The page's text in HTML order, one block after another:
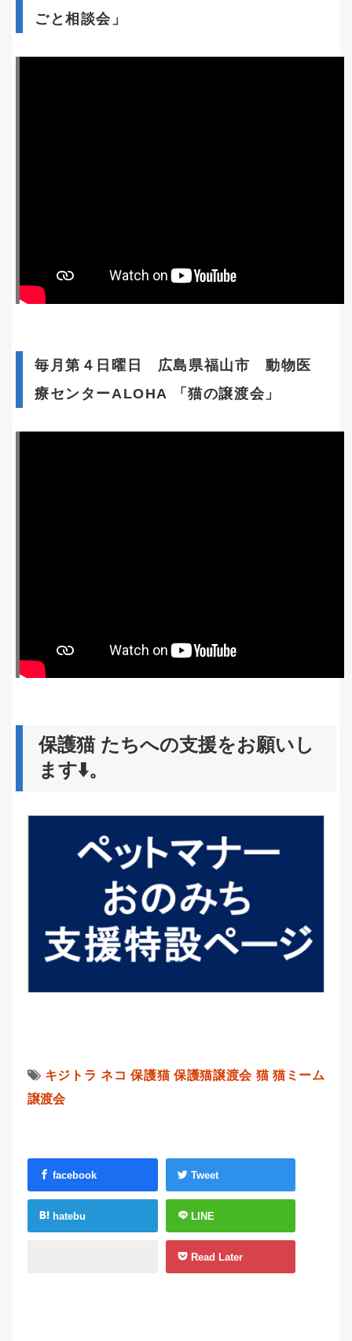
ごと相談会」
毎月第４日曜日 広島県福山市 動物医
療センターALOHA 「猫の譲渡会」
保護猫 たちへの支援をお願いし
ます⬇️。
キジトラ ネコ 保護猫 保護猫譲渡会 猫 猫ミーム
譲渡会
facebook Tweet
hatebu LINE
Read Later